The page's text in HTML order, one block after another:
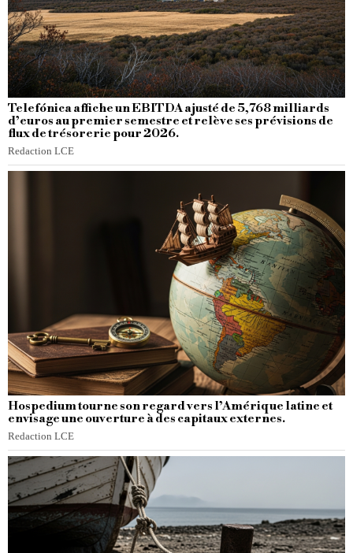
Telefónica affiche un EBITDA ajusté de 5,768 milliards
d’euros au premier semestre et relève ses prévisions de
flux de trésorerie pour 2026.
Redaction LCE
Hospedium tourne son regard vers l’Amérique latine et
envisage une ouverture à des capitaux externes.
Redaction LCE